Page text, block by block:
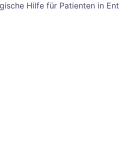
Hilfe für Patienten in